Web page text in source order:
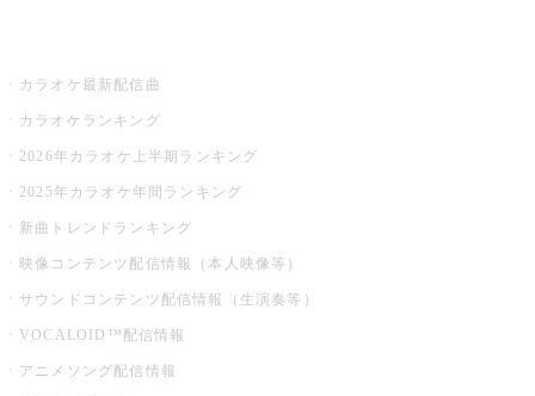
カラオケ最新配信曲
カラオケランキング
2026年カラオケ上半期ランキング
2025年カラオケ年間ランキング
新曲トレンドランキング
映像コンテンツ配信情報（本人映像等）
サウンドコンテンツ配信情報（生演奏等）
VOCALOID™配信情報
アニメソング配信情報